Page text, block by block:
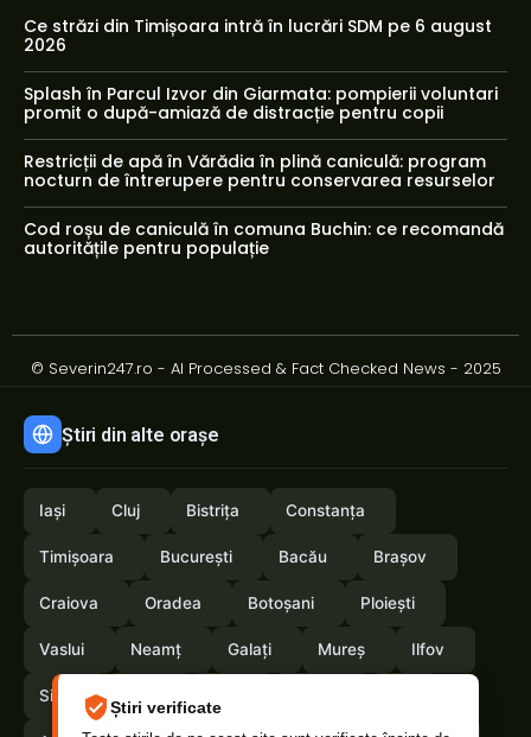
Știri verificate
Ce străzi din Timișoara intră în lucrări SDM pe 6 august
2026
Splash în Parcul Izvor din Giarmata: pompierii voluntari
promit o după-amiază de distracție pentru copii
Restricții de apă în Vărădia în plină caniculă: program
nocturn de întrerupere pentru conservarea resurselor
Cod roșu de caniculă în comuna Buchin: ce recomandă
autoritățile pentru populație
© Severin247.ro - AI Processed & Fact Checked News - 2025
Știri din alte orașe
Iași Cluj Bistrița Constanța
Timișoara București Bacău Brașov
Craiova Oradea Botoșani Ploiești
Vaslui Neamț Galați Mureș Ilfov
Sibiu